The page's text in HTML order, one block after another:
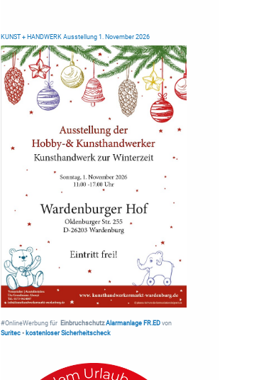
KUNST + HANDWERK Ausstellung 1. November 2026
#OnlineWerbung für Einbruchschutz Alarmanlage FR.ED von
Suritec• kostenloser Sicherheitscheck